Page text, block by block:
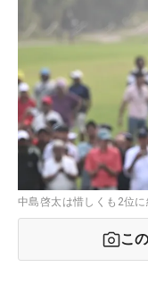
中島啓太は惜しくも2位
こ